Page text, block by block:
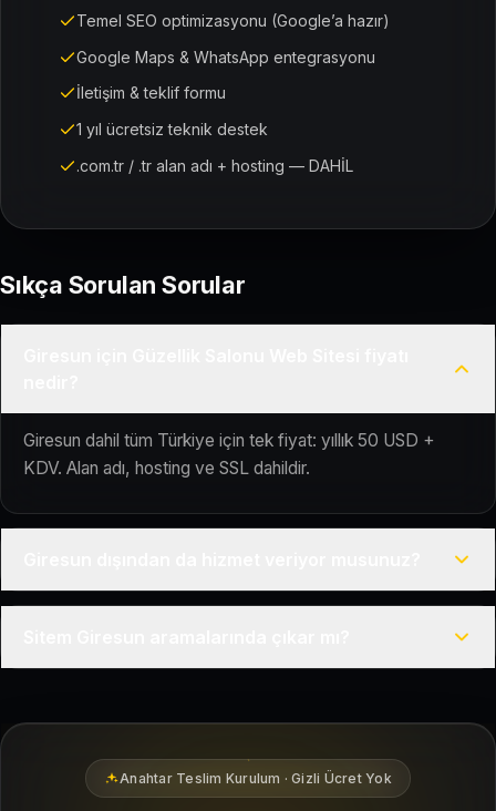
Temel SEO optimizasyonu (Google’a hazır)
Google Maps & WhatsApp entegrasyonu
İletişim & teklif formu
1 yıl ücretsiz teknik destek
.com.tr / .tr alan adı + hosting — DAHİL
Sıkça Sorulan Sorular
Giresun dahil tüm Türkiye için tek fiyat: yıllık 50 USD +
KDV. Alan adı, hosting ve SSL dahildir.
Giresun bölgesindeki yerel müşterilerin sizi bulmasına
Anahtar Teslim Kurulum · Gizli Ücret Yok